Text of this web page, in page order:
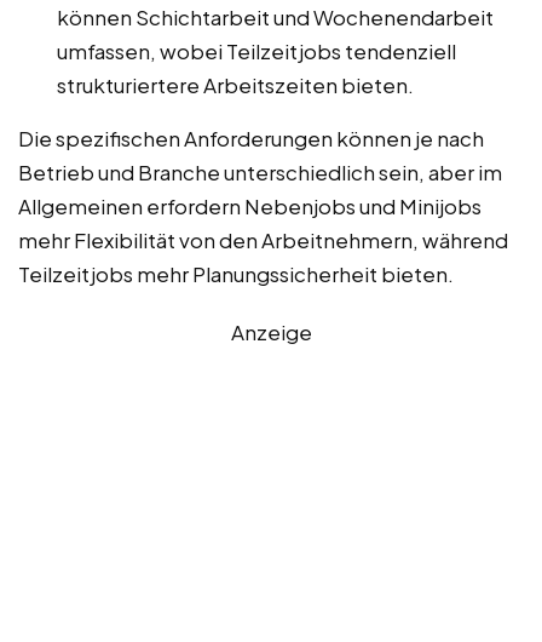
können Schichtarbeit und Wochenendarbeit
umfassen, wobei Teilzeitjobs tendenziell
strukturiertere Arbeitszeiten bieten.
Die spezifischen Anforderungen können je nach
Betrieb und Branche unterschiedlich sein, aber im
Allgemeinen erfordern Nebenjobs und Minijobs
mehr Flexibilität von den Arbeitnehmern, während
Teilzeitjobs mehr Planungssicherheit bieten.
Anzeige